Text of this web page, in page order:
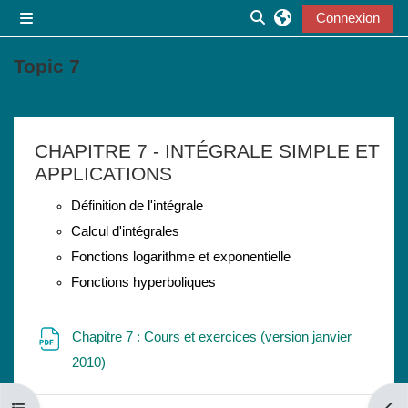
Activer/désactiver la
Connexion
Topic 7
CHAPITRE 7 - INTÉGRALE SIMPLE ET
APPLICATIONS
Définition de l'intégrale
Calcul d'intégrales
Fonctions logarithme et exponentielle
Fonctions hyperboliques
Chapitre 7 : Cours et exercices (version janvier
2010)